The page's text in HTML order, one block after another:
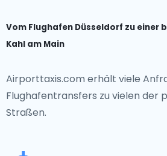
Vom Flughafen Düsseldorf zu einer
Kahl am Main
Airporttaxis.com erhält viele
Flughafentransfers zu vielen der
Straßen.